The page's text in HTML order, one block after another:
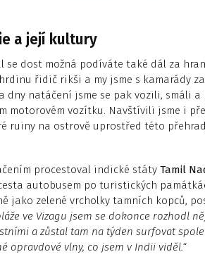
a její kultury
dost možná podíváte také dál za
řidič rikši a my jsme s kamarády
dny natáčení jsme se pak vozili, smáli a
motorovém vozítku. Navštívili jsme i
ruiny na ostrově uprostřed této
procestoval indické státy Tamil
autobusem po turistických
jako zelené vrcholky tamních kopců,
ve Vizagu jsem se dokonce rozhodl
a zůstal tam na týden surfovat
opravdové vlny, co jsem v Indii viděl.“